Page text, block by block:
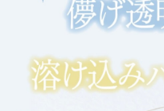
次回のご利用をお待ち